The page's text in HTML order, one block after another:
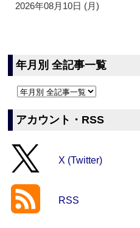
2026年08月10日 (月)
年月別 全記事一覧
アカウント・RSS
X (Twitter)
RSS